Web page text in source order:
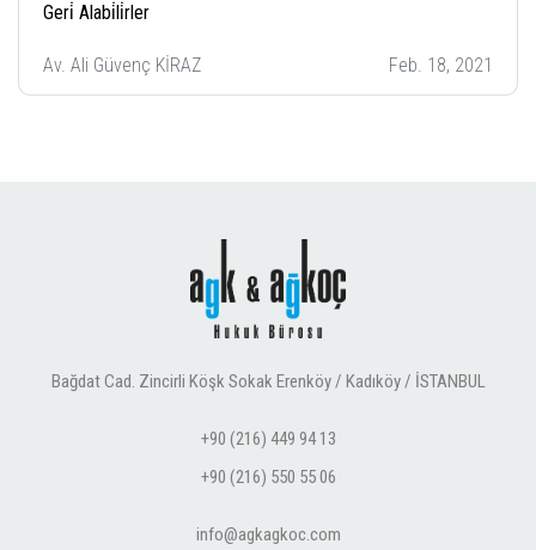
Geri̇ Alabi̇li̇rler
Av. Ali Güvenç KİRAZ Feb. 18, 2021
Bağdat Cad. Zincirli Köşk Sokak Erenköy / Kadıköy / İSTANBUL
+90 (216) 449 94 13
+90 (216) 550 55 06
info@agkagkoc.com